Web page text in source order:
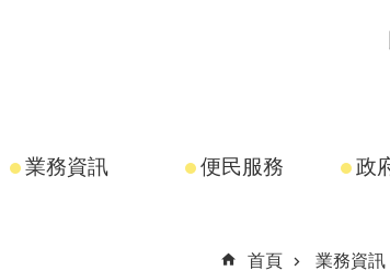
業務資訊 便民服務 政
首頁
業務資訊